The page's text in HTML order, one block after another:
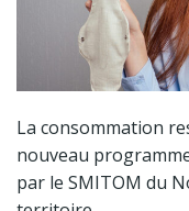
La consommation
nouveau
par le SMITOM du